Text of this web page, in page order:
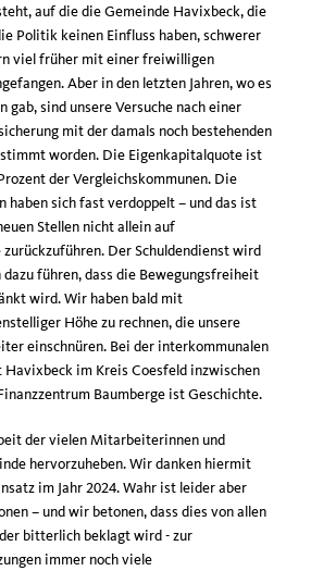
auf die die Gemeinde Havixbeck, die
Politik keinen Einfluss haben, schwerer
viel früher mit einer freiwilligen
Aber in den letzten Jahren, wo es
gab, sind unsere Versuche nach einer
mit der damals noch bestehenden
worden. Die Eigenkapitalquote ist
der Vergleichskommunen. Die
haben sich fast verdoppelt – und das ist
Stellen nicht allein auf
zurückzuführen. Der Schuldendienst wird
dazu führen, dass die Bewegungsfreiheit
wird. Wir haben bald mit
Höhe zu rechnen, die unsere
einschnüren. Bei der interkommunalen
im Kreis Coesfeld inzwischen
Baumberge ist Geschichte.
der vielen Mitarbeiterinnen und
hervorzuheben. Wir danken hiermit
im Jahr 2024. Wahr ist leider aber
– und wir betonen, dass dies von allen
bitterlich beklagt wird - zur
immer noch viele